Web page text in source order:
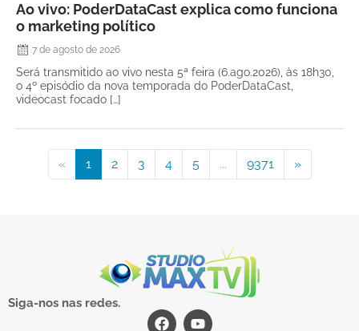
Ao vivo: PoderDataCast explica como funciona
o marketing político
7 de agosto de 2026
Será transmitido ao vivo nesta 5ª feira (6.ago.2026), às 18h30,
o 4º episódio da nova temporada do PoderDataCast,
videocast focado […]
« 1 2 3 4 5 ... 9371 »
Siga-nos nas redes.